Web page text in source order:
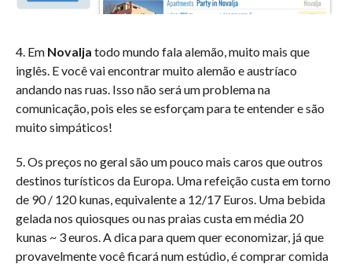
4. Em Novalja todo mundo fala alemão, muito mais que
inglês. E você vai encontrar muito alemão e austríaco
andando nas ruas. Isso não será um problema na
comunicação, pois eles se esforçam para te entender e são
muito simpáticos!
5. Os preços no geral são um pouco mais caros que outros
destinos turísticos da Europa. Uma refeição custa em torno
de 90 / 120 kunas, equivalente a 12/17 Euros. Uma bebida
gelada nos quiosques ou nas praias custa em média 20
kunas ~ 3 euros. A dica para quem quer economizar, já que
provavelmente você ficará num estúdio, é comprar comida